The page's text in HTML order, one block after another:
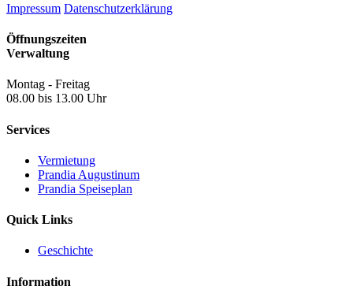
Impressum Datenschutzerklärung
Öffnungszeiten
Verwaltung
Montag - Freitag
08.00 bis 13.00 Uhr
Services
Vermietung
Prandia Augustinum
Prandia Speiseplan
Quick Links
Geschichte
Information